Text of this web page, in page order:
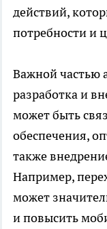
действий,
потребности и
Важной частью
разработка и
может быть
обеспечения,
также
Например,
может
и повысить